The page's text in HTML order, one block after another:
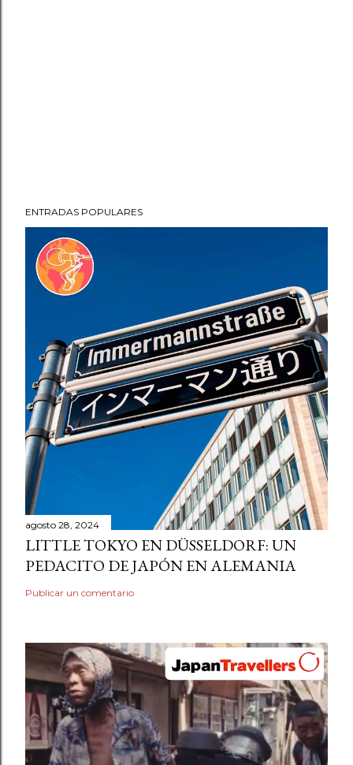
ENTRADAS POPULARES
agosto 28, 2024
LITTLE TOKYO EN DÜSSELDORF: UN
PEDACITO DE JAPÓN EN ALEMANIA
Publicar un comentario